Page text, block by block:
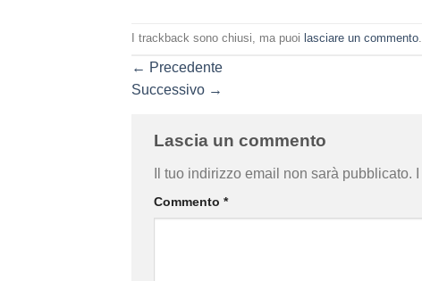
I trackback sono chiusi, ma puoi lasciare un commento
← Precedente
Successivo →
Lascia un commento
Il tuo indirizzo email non sarà pubblicato.
Commento *